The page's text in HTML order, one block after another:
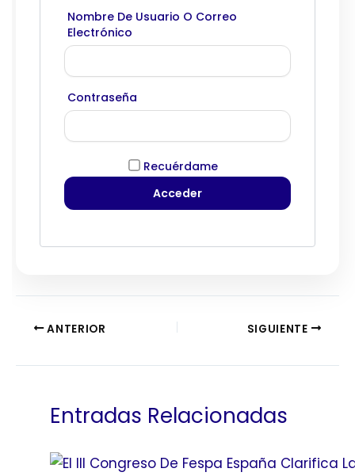
Nombre De Usuario O Correo
Electrónico
Contraseña
Recuérdame
ANTERIOR SIGUIENTE
Entradas Relacionadas